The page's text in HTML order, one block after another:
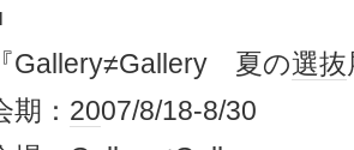
『Gallery≠Gallery 夏の選抜
期： 2007/8/18-8/30